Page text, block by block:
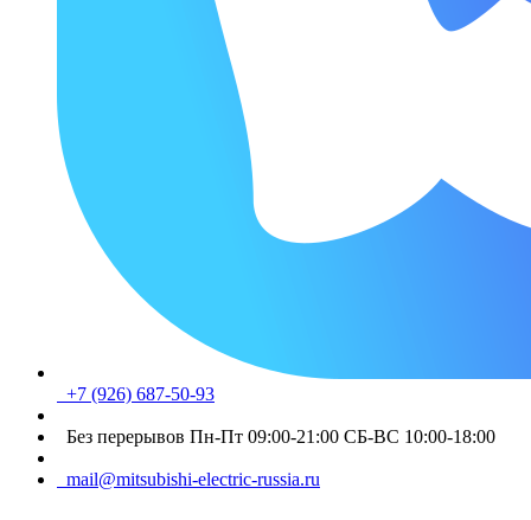
+7 (926) 687-50-93
Без перерывов Пн-Пт 09:00-21:00 СБ-ВС 10:00-18:00
mail@mitsubishi-electric-russia.ru